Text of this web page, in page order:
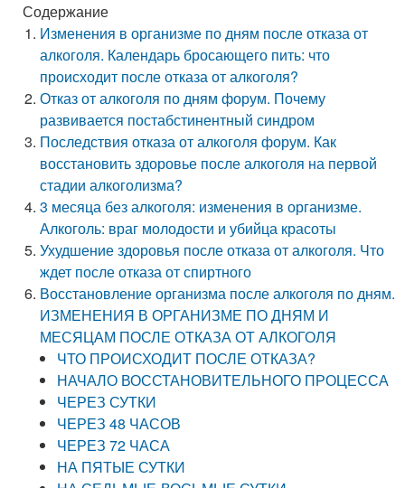
Содержание
Изменения в организме по дням после отказа от
алкоголя. Календарь бросающего пить: что
происходит после отказа от алкоголя?
Отказ от алкоголя по дням форум. Почему
развивается постабстинентный синдром
Последствия отказа от алкоголя форум. Как
восстановить здоровье после алкоголя на первой
стадии алкоголизма?
3 месяца без алкоголя: изменения в организме.
Алкоголь: враг молодости и убийца красоты
Ухудшение здоровья после отказа от алкоголя. Что
ждет после отказа от спиртного
Восстановление организма после алкоголя по дням.
ИЗМЕНЕНИЯ В ОРГАНИЗМЕ ПО ДНЯМ И
МЕСЯЦАМ ПОСЛЕ ОТКАЗА ОТ АЛКОГОЛЯ
ЧТО ПРОИСХОДИТ ПОСЛЕ ОТКАЗА?
НАЧАЛО ВОССТАНОВИТЕЛЬНОГО ПРОЦЕССА
ЧЕРЕЗ СУТКИ
ЧЕРЕЗ 48 ЧАСОВ
ЧЕРЕЗ 72 ЧАСА
НА ПЯТЫЕ СУТКИ